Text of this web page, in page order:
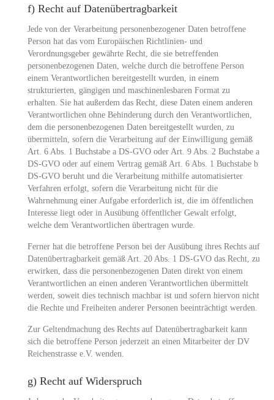
f) Recht auf Datenübertragbarkeit
Jede von der Verarbeitung personenbezogener Daten betroffene
Person hat das vom Europäischen Richtlinien- und
Verordnungsgeber gewährte Recht, die sie betreffenden
personenbezogenen Daten, welche durch die betroffene Person
einem Verantwortlichen bereitgestellt wurden, in einem
strukturierten, gängigen und maschinenlesbaren Format zu
erhalten. Sie hat außerdem das Recht, diese Daten einem anderen
Verantwortlichen ohne Behinderung durch den Verantwortlichen,
dem die personenbezogenen Daten bereitgestellt wurden, zu
übermitteln, sofern die Verarbeitung auf der Einwilligung gemäß
Art. 6 Abs. 1 Buchstabe a DS-GVO oder Art. 9 Abs. 2 Buchstabe a
DS-GVO oder auf einem Vertrag gemäß Art. 6 Abs. 1 Buchstabe b
DS-GVO beruht und die Verarbeitung mithilfe automatisierter
Verfahren erfolgt, sofern die Verarbeitung nicht für die
Wahrnehmung einer Aufgabe erforderlich ist, die im öffentlichen
Interesse liegt oder in Ausübung öffentlicher Gewalt erfolgt,
welche dem Verantwortlichen übertragen wurde.
Ferner hat die betroffene Person bei der Ausübung ihres Rechts auf
Datenübertragbarkeit gemäß Art. 20 Abs. 1 DS-GVO das Recht, zu
erwirken, dass die personenbezogenen Daten direkt von einem
Verantwortlichen an einen anderen Verantwortlichen übermittelt
werden, soweit dies technisch machbar ist und sofern hiervon nicht
die Rechte und Freiheiten anderer Personen beeinträchtigt werden.
Zur Geltendmachung des Rechts auf Datenübertragbarkeit kann
sich die betroffene Person jederzeit an einen Mitarbeiter der DV
Reichenstrasse e.V. wenden.
g) Recht auf Widerspruch